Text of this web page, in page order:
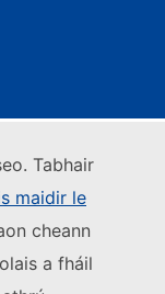
Tabhair
maidir le
cheann
a fháil